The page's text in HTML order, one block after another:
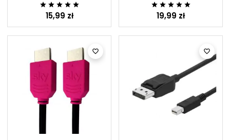
    
15,99 zł
    
19,99 zł
 